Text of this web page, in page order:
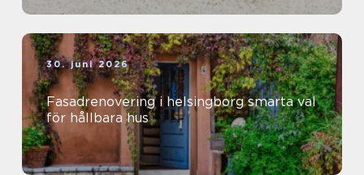
30. juni 2026
Fasadrenovering i helsingborg smarta val
för hållbara hus